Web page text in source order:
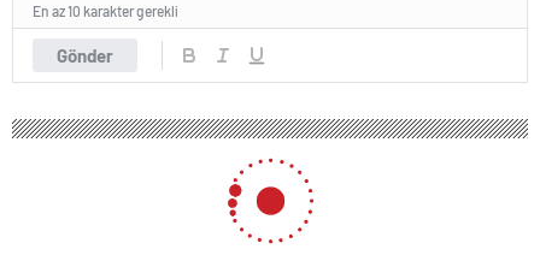
Gönder
En az 10 karakter gerekli